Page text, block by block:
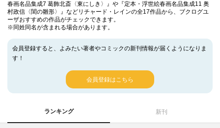
春画名品集成7 葛飾北斎〈東にしき〉』や『定本・浮世絵春画名品集成11 奥
村政信〈閨の雛形〉』などリチャード・レインの全17作品から、ブクログユ
ーザおすすめの作品がチェックできます。
※同姓同名が含まれる場合があります。
会員登録すると、よみたい著者やコミックの新刊情報が届くようになりま
す！
会員登録はこちら
ランキング 新刊